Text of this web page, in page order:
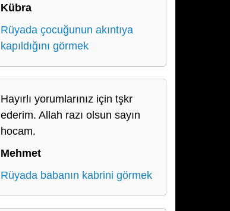
Kübra
Rüyada çocuğunun akıntıya
kapıldığını görmek
Hayırlı yorumlarınız için tşkr
ederim. Allah razı olsun sayın
hocam.
Mehmet
Rüyada babanın kabrini görmek